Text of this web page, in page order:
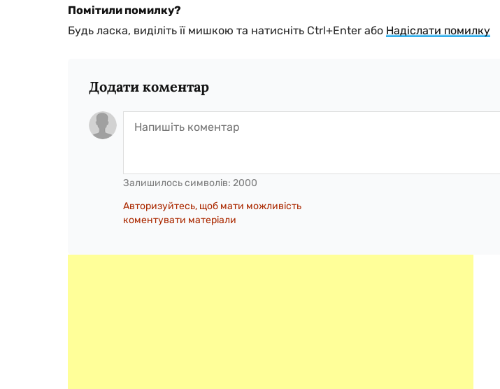
Помітили помилку?
Будь ласка, виділіть її мишкою та натисніть Ctrl+Enter або Надіслати помилку
Додати коментар
Залишилось символів: 2000
Авторизуйтесь, щоб мати можливість
коментувати матеріали